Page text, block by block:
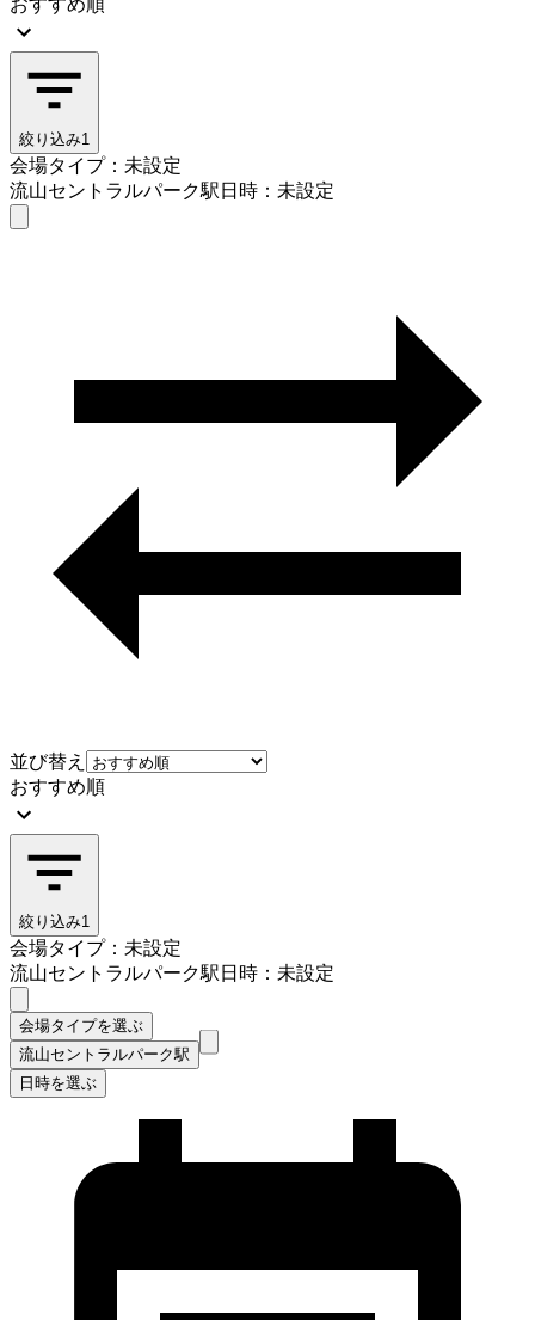
絞り込み1
会場タイプ：未設定
流山セントラルパーク駅日時：未設定
並び替え
おすすめ順
絞り込み1
会場タイプ：未設定
流山セントラルパーク駅日時：未設定
会場タイプを選ぶ
流山セントラルパーク駅
日時を選ぶ